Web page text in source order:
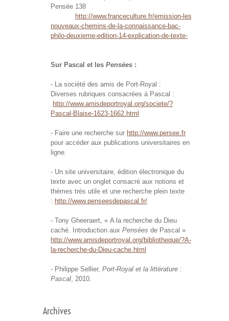
Pensée 138
http://www.franceculture.fr/emission-les-
nouveaux-chemins-de-la-connaissance-bac-
philo-deuxieme-edition-14-explication-de-texte-
Sur Pascal et les Pensées :
- La société des amis de Port-Royal :
Diverses rubriques consacrées à Pascal :
http://www.amisdeportroyal.org/societe/?
Pascal-Blaise-1623-1662.html
- Faire une recherche sur http://www.persee.fr
pour accéder aux publications universitaires en
ligne.
- Un site universitaire, édition électronique du
texte avec un onglet consacré aux notions et
thèmes très utile et une recherche plein texte
: http://www.penseesdepascal.fr/
- Tony Gheeraert, « A la recherche du Dieu
caché. Introduction aux Pensées de Pascal »
http://www.amisdeportroyal.org/bibliotheque/?A-
la-recherche-du-Dieu-cache.html
- Philippe Sellier, Port-Royal et la littérature :
Pascal, 2010.
Archives